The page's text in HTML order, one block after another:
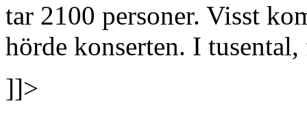
tar 2100 personer. Visst
hörde konserten. I
]]>